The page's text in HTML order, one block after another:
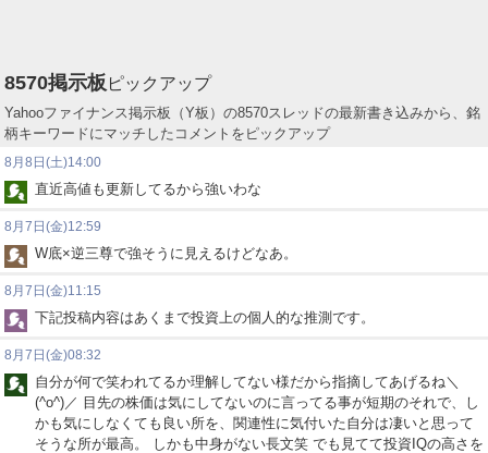
8570掲示板 ピックアップ
Yahooファイナンス掲示板（Y板）の8570スレッドの最新書き込みから、銘
柄キーワードにマッチしたコメントをピックアップ
8月8日(土)14:00
直近高値も更新してるから強いわな
8月7日(金)12:59
W底×逆三尊で強そうに見えるけどなあ。
8月7日(金)11:15
下記投稿内容はあくまで投資上の個人的な推測です。
8月7日(金)08:32
自分が何で笑われてるか理解してない様だから指摘してあげるね＼
(^o^)／ 目先の株価は気にしてないのに言ってる事が短期のそれで、し
かも気にしなくても良い所を、関連性に気付いた自分は凄いと思って
そうな所が最高。 しかも中身がない長文笑 でも見てて投資IQの高さを